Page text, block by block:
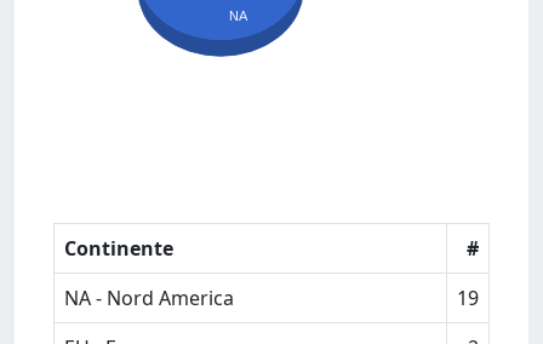
NA
Continente
#
NA - Nord America
19